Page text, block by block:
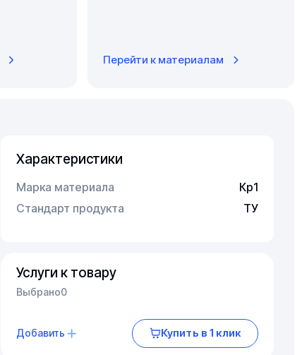
Перейти к материалам
Характеристики
Марка материала
Кр1
Стандарт продукта
ТУ
Услуги к товару
Выбрано0
Добавить Купить в 1 клик